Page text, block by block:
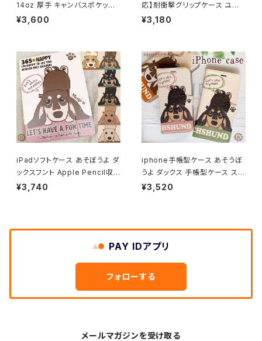
14oz 厚手 キャンバスポケット
マルチトートバッグ(M) 名入れ対
¥3,600
応】耐衝撃グリップケース ユー
ズドデニムプリントダックス iph
¥3,180
iPadソフトケース あそぼうよ ダ
ックスフント Apple Pencil収
納ポケット付きソフトケース/ /う
¥3,740
iphone手帳型ケース あそうぼ
うよ ダックス 手帳型ケース スマ
ートフォンケース
¥3,520
PAY IDアプリ
フォローする
メールマガジンを受け取る